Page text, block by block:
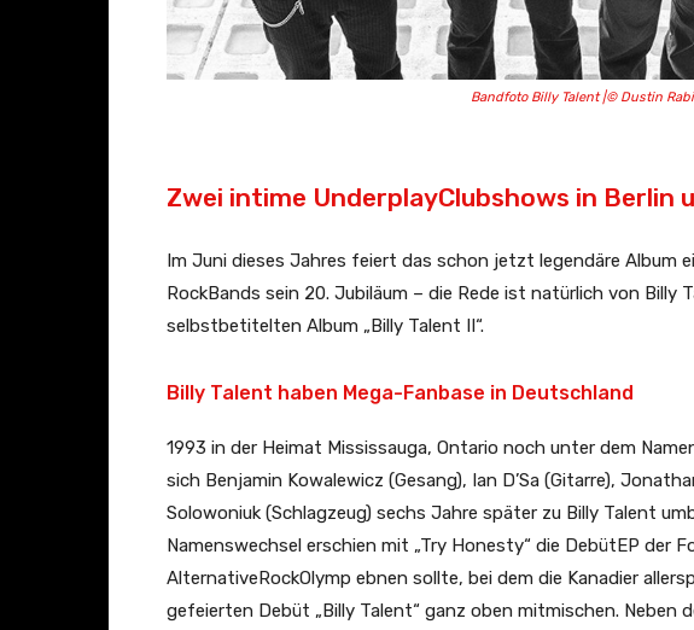
Bandfoto Billy Talent |© Dustin
Zwei intime UnderplayClubshows in Berlin
Im Juni dieses Jahres feiert das schon jetzt legendäre Album
RockBands sein 20. Jubiläum – die Rede ist natürlich von Billy
selbstbetitelten Album „Billy Talent II“.
Billy Talent haben Mega-Fanbase in Deutschland
1993 in der Heimat Mississauga, Ontario noch unter dem
sich Benjamin Kowalewicz (Gesang), Ian D’Sa (Gitarre),
Solowoniuk (Schlagzeug) sechs Jahre später zu Billy Talent
Namenswechsel erschien mit „Try Honesty“ die DebütEP der
AlternativeRockOlymp ebnen sollte, bei dem die Kanadier
gefeierten Debüt „Billy Talent“ ganz oben mitmischen. Neben